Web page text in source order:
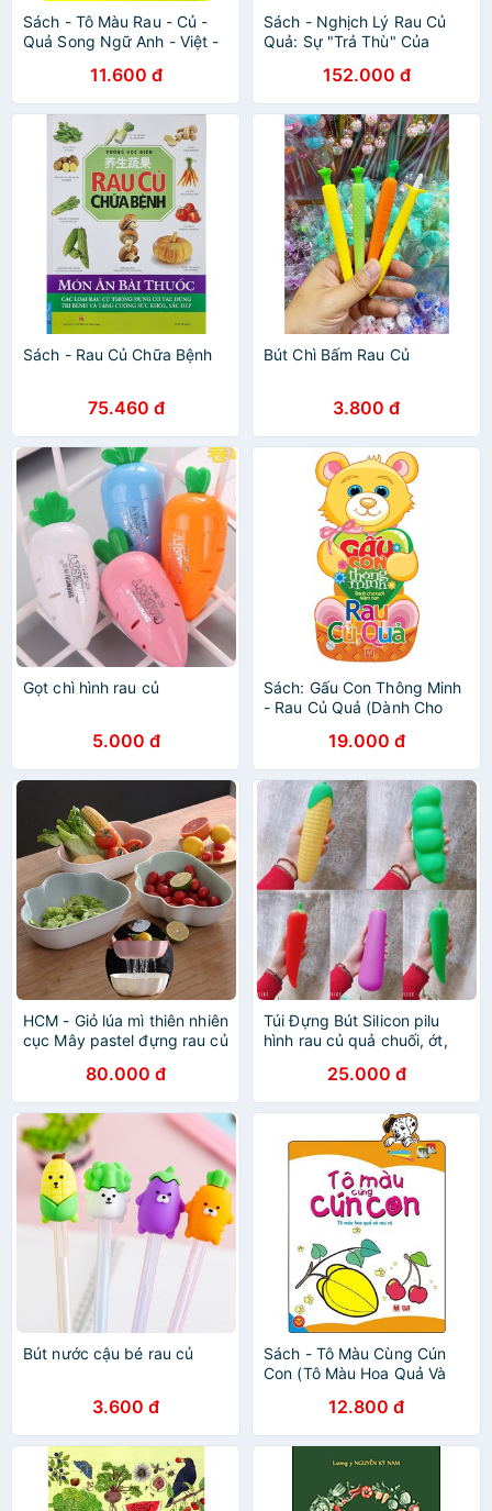
Sách - Tô Màu Rau - Củ -
Quả Song Ngữ Anh - Việt -
11.600 đ
Sách - Nghịch Lý Rau Củ
Quả: Sự "Trả Thù" Của
152.000 đ
Sách - Rau Củ Chữa Bệnh
75.460 đ
Bút Chì Bấm Rau Củ
3.800 đ
Gọt chì hình rau củ
5.000 đ
Sách: Gấu Con Thông Minh
- Rau Củ Quả (Dành Cho
19.000 đ
HCM - Giỏ lúa mì thiên nhiên
cục Mây pastel đựng rau củ
80.000 đ
Túi Đựng Bút Silicon pilu
hình rau củ quả chuối, ớt,
25.000 đ
Bút nước cậu bé rau củ
3.600 đ
Sách - Tô Màu Cùng Cún
Con (Tô Màu Hoa Quả Và
12.800 đ